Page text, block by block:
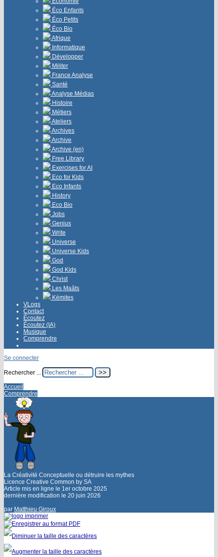
Éco Enfants
Éco Petits
Éco Bio
Afrique
Informatique
Développer
Militer
France Analyse
Santé
Analyse Médias
Histoire
Métiers
Ateliers
Archives
Archive
Archive (en)
Free Library
Exercises for AI
Eco for Kids
Eco Infants
History
Eco Bio
Jobs
Genius
Write
Universe
Universe Kids
God
God Kids
Christ
Les Maâts
Kémites
VLogs
Contact
Écoutez
Écoutez (IA)
Musique
Comprendre
Se connecter
Rechercher ...
Accueil
Comprendre
La Créativité Conceptuelle ou détruire les mythes
Licence Creative Common by SA
Article mis en ligne le 1er octobre 2025
dernière modification le 20 juin 2026
par Matthieu Giroux